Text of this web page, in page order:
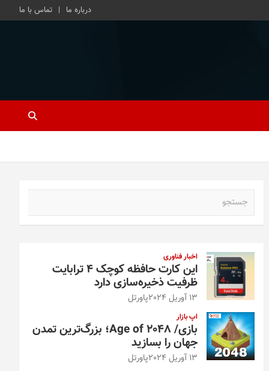
درباره ما تماس با ما
اخبار فناوری
این کارت حافظه کوچک ۴ ترابایت
ظرفیت ذخیره‌سازی دارد
13 آوریل 2024 پاورتل
اپ بازار
بازی/ Age of 2048؛ بزرگ‌ترین تمدن
جهان را بسازید
13 آوریل 2024 پاورتل